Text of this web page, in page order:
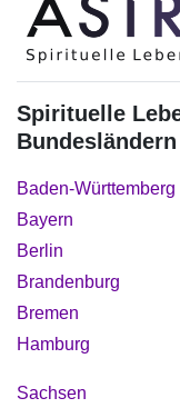
Spirituelle
Bundesländern
Baden-Württemberg
Bayern
Berlin
Brandenburg
Bremen
Hamburg
Sachsen